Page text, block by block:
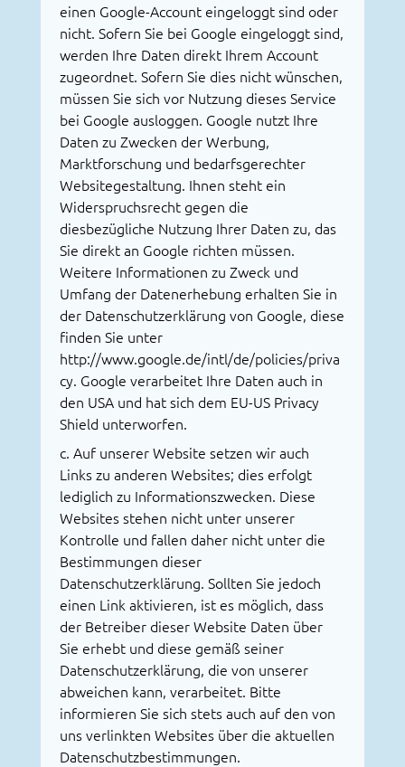
einen Google-Account eingeloggt sind oder
nicht. Sofern Sie bei Google eingeloggt sind,
werden Ihre Daten direkt Ihrem Account
zugeordnet. Sofern Sie dies nicht wünschen,
müssen Sie sich vor Nutzung dieses Service
bei Google ausloggen. Google nutzt Ihre
Daten zu Zwecken der Werbung,
Marktforschung und bedarfsgerechter
Websitegestaltung. Ihnen steht ein
Widerspruchsrecht gegen die
diesbezügliche Nutzung Ihrer Daten zu, das
Sie direkt an Google richten müssen.
Weitere Informationen zu Zweck und
Umfang der Datenerhebung erhalten Sie in
der Datenschutzerklärung von Google, diese
finden Sie unter
http://www.google.de/intl/de/policies/priva
cy. Google verarbeitet Ihre Daten auch in
den USA und hat sich dem EU-US Privacy
Shield unterworfen.
c. Auf unserer Website setzen wir auch
Links zu anderen Websites; dies erfolgt
lediglich zu Informationszwecken. Diese
Websites stehen nicht unter unserer
Kontrolle und fallen daher nicht unter die
Bestimmungen dieser
Datenschutzerklärung. Sollten Sie jedoch
einen Link aktivieren, ist es möglich, dass
der Betreiber dieser Website Daten über
Sie erhebt und diese gemäß seiner
Datenschutzerklärung, die von unserer
abweichen kann, verarbeitet. Bitte
informieren Sie sich stets auch auf den von
uns verlinkten Websites über die aktuellen
Datenschutzbestimmungen.